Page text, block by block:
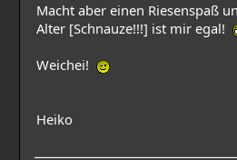
Macht aber einen Riesenspaß
Alter [Schnauze!!!] ist mir egal!
Weichei!
Heiko